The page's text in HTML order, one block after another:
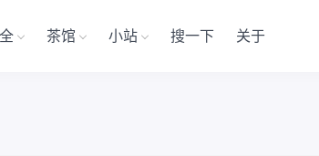
茶馆 小站 搜一下 关于